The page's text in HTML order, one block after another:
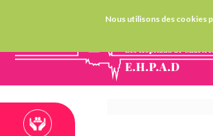
Nous utilisons des cookies
CH CHARTRES